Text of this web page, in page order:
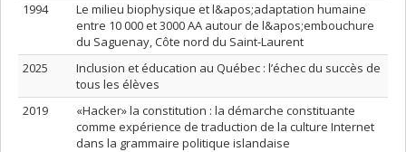
1994
Le milieu biophysique et l&apos;adaptation humaine
entre 10 000 et 3000 AA autour de l&apos;embouchure
du Saguenay, Côte nord du Saint-Laurent
2025
Inclusion et éducation au Québec : l’échec du succès de
tous les élèves
2019
«Hacker» la constitution : la démarche constituante
comme expérience de traduction de la culture Internet
dans la grammaire politique islandaise